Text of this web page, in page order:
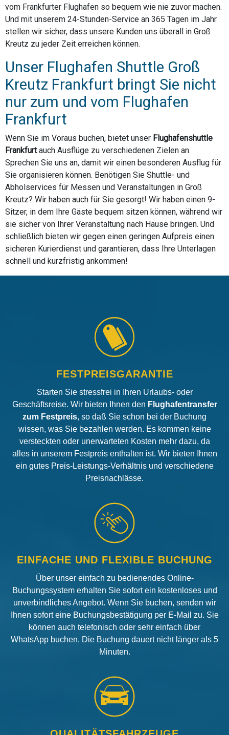
vom Frankfurter Flughafen so bequem wie nie zuvor machen.
Und mit unserem 24-Stunden-Service an 365 Tagen im Jahr
stellen wir sicher, dass unsere Kunden uns überall in Groß
Kreutz zu jeder Zeit erreichen können.
Unser Flughafen Shuttle Groß
Kreutz Frankfurt bringt Sie nicht
nur zum und vom Flughafen
Frankfurt
Wenn Sie im Voraus buchen, bietet unser Flughafenshuttle
Frankfurtauch Ausflüge zu verschiedenen Zielen an.
Sprechen Sie uns an, damit wir einen besonderen Ausflug für
Sie organisieren können. Benötigen Sie Shuttle- und
Abholservices für Messen und Veranstaltungen in Groß
Kreutz? Wir haben auch für Sie gesorgt! Wir haben einen 9-
Sitzer, in dem Ihre Gäste bequem sitzen können, während wir
sie sicher von Ihrer Veranstaltung nach Hause bringen. Und
schließlich bieten wir gegen einen geringen Aufpreis einen
sicheren Kurierdienst und garantieren, dass Ihre Unterlagen
schnell und kurzfristig ankommen!
FESTPREISGARANTIE
Starten Sie stressfrei in Ihren Urlaubs- oder
Geschäftsreise. Wir bieten Ihnen den Flughafentransfer
zum Festpreis, so daß Sie schon bei der Buchung
wissen, was Sie bezahlen werden. Es kommen keine
versteckten oder unerwarteten Kosten mehr dazu, da
alles in unserem Festpreis enthalten ist. Wir bieten Ihnen
ein gutes Preis-Leistungs-Verhältnis und verschiedene
Preisnachlässe.
EINFACHE UND FLEXIBLE BUCHUNG
Über unser einfach zu bedienendes Online-
Buchungssystem erhalten Sie sofort ein kostenloses und
unverbindliches Angebot. Wenn Sie buchen, senden wir
Ihnen sofort eine Buchungsbestätigung per E-Mail zu. Sie
können auch telefonisch oder sehr einfach über
WhatsApp buchen. Die Buchung dauert nicht länger als 5
Minuten.